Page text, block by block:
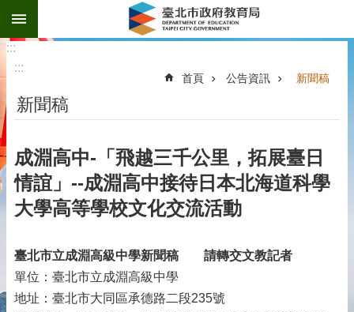
跳到主要內容區塊
:::
:::
首頁 公告資訊 新聞稿
新聞稿
成淵高中-「飛越三千公里，拓展臺日
情誼」--成淵高中接待日本北海道科學
大學高等學校文化交流活動
臺北市立成淵高級中學新聞稿
請轉交文教記者
單位：臺北市立成淵高級中學
地址：臺北市大同區承德路二段235號